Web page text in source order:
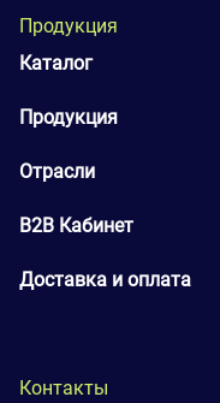
Продукция
Каталог
Продукция
Отрасли
B2B Кабинет
Доставка и оплата
Контакты